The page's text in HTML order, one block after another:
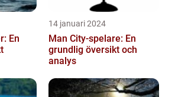
En
14 januari 2024
Man City-spelare: En
grundlig översikt och
analys